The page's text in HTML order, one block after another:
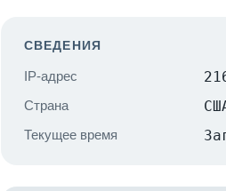
СВЕДЕНИЯ
IP-адрес
Страна
Текущее время